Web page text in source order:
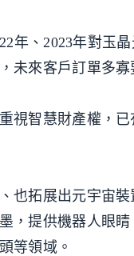
年、2023年對玉
未來客戶訂單多
視智慧財產權，
也拓展出元宇宙
，提供機器人眼
等領域。